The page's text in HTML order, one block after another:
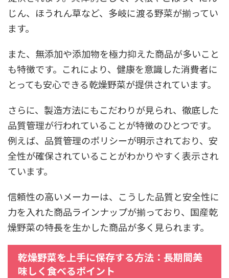
じん、ほうれん草など、多岐に渡る野菜が揃ってい
ます。
また、無添加や添加物を極力抑えた商品が多いこと
も特徴です。これにより、健康を意識した消費者に
とっても安心できる乾燥野菜が提供されています。
さらに、製造方法にもこだわりが見られ、徹底した
品質管理が行われていることが特徴のひとつです。
例えば、品質管理のポリシーが明示されており、安
全性が確保されていることがわかりやすく表示され
ています。
信頼性の高いメーカーは、こうした品質と安全性に
力を入れた商品ラインナップが揃っており、国産乾
燥野菜の特長を生かした商品が多く見られます。
乾燥野菜を上手に保存する方法：長期間美
味しく食べるポイント